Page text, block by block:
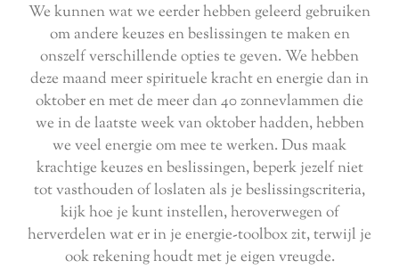
We kunnen wat we eerder hebben geleerd gebruiken
om andere keuzes en beslissingen te maken en
onszelf verschillende opties te geven. We hebben
deze maand meer spirituele kracht en energie dan in
oktober en met de meer dan 40 zonnevlammen die
we in de laatste week van oktober hadden, hebben
we veel energie om mee te werken. Dus maak
krachtige keuzes en beslissingen, beperk jezelf niet
tot vasthouden of loslaten als je beslissingscriteria,
kijk hoe je kunt instellen, heroverwegen of
herverdelen wat er in je energie-toolbox zit, terwijl je
ook rekening houdt met je eigen vreugde.